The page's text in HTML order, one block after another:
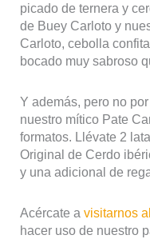
picado de ternera y
de Buey Carloto y
Carloto, cebolla
bocado muy sabroso
Y además, pero no
nuestro mítico Pate
formatos. Llévate 2
Original de Cerdo
y una adicional de
Acércate a visitarnos
hacer uso de nuestro